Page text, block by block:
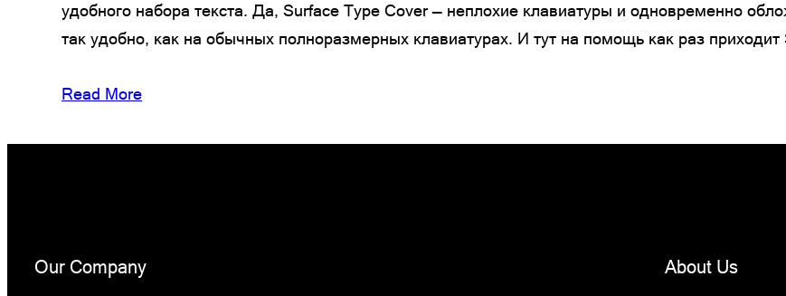
удобного набора текста. Да, Surface Type Cover — неплохие клавиатуры и одновременно
так удобно, как на обычных полноразмерных клавиатурах. И тут на помощь как раз приходит
Read More
Our Company About Us